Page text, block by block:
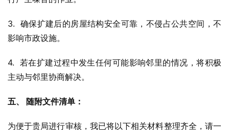
3.  确保扩建后的房屋结构安全可靠，不侵占公共空间，不
影响市政设施。
4.  若在扩建过程中发生任何可能影响邻里的情况，将积极
主动与邻里协商解决。
五、 随附文件清单：
为便于贵局进行审核，我已将以下相关材料整理齐全，请一